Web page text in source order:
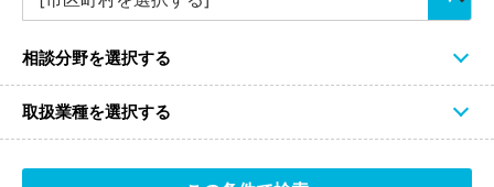
相談分野を選択する
取扱業種を選択する